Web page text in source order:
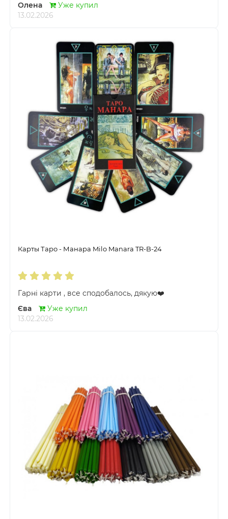
Олена
Уже купил
13.02.2026
Карты Таро - Манара Milo Manara TR-B-24
Гарні карти , все сподобалось, дякую❤️
Єва
Уже купил
13.02.2026